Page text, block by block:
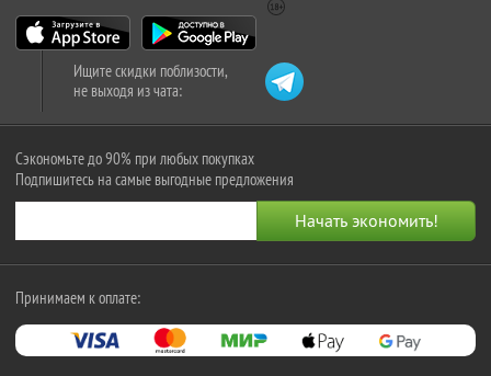
Ищите скидки поблизости,
не выходя из чата:
Сэкономьте до 90% при любых покупках
Подпишитесь на самые выгодные предложения
Принимаем к оплате: